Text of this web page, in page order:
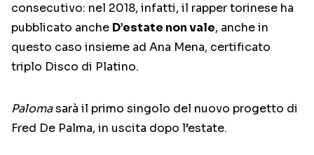
consecutivo: nel 2018, infatti, il rapper torinese ha
pubblicato anche D’estate non vale, anche in
questo caso insieme ad Ana Mena, certificato
triplo Disco di Platino.
Palomasarà il primo singolo del nuovo progetto di
Fred De Palma, in uscita dopo l’estate.